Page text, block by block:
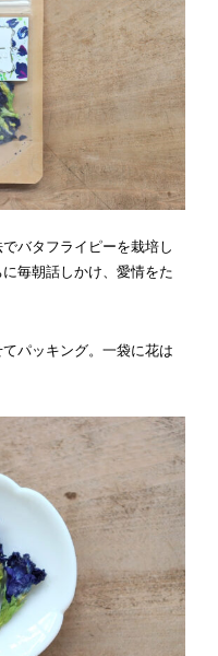
バタフライピーを栽培し
毎朝話しかけ、愛情をた
パッキング。一袋に花は